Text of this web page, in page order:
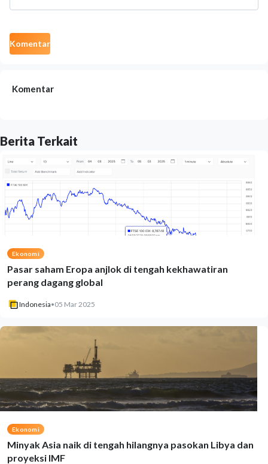
Komentar
Komentar
Berita Terkait
Ekonomi
Pasar saham Eropa anjlok di tengah kekhawatiran
perang dagang global
Indonesia•05 Mar 2025
Ekonomi
Minyak Asia naik di tengah hilangnya pasokan Libya dan
proyeksi IMF